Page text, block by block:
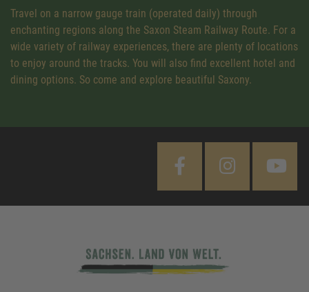
Travel on a narrow gauge train (operated daily) through
enchanting regions along the Saxon Steam Railway Route. For a
wide variety of railway experiences, there are plenty of locations
to enjoy around the tracks. You will also find excellent hotel and
dining options. So come and explore beautiful Saxony.